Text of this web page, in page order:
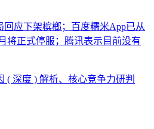
回应下架槟榔；百度糯米App已从
将正式停服；腾讯表示目前没有
( 深度 ) 解析、核心竞争力研判